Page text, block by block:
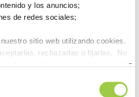
y los anuncios;
de redes sociales;
sitio web utilizando cookies.
rechazarlas o fijarlas. No
cambiar tus opciones en
pasta de soldadura?
reparación con pasta de